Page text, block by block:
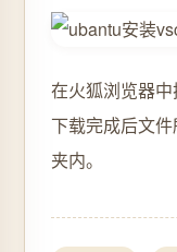
在火狐浏览器
下载完成后文
夹内。